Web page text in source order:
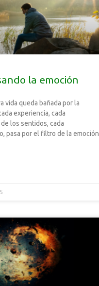
la emoción
vida queda bañada por la
experiencia, cada
los sentidos, cada
pasa por el filtro de la emoción